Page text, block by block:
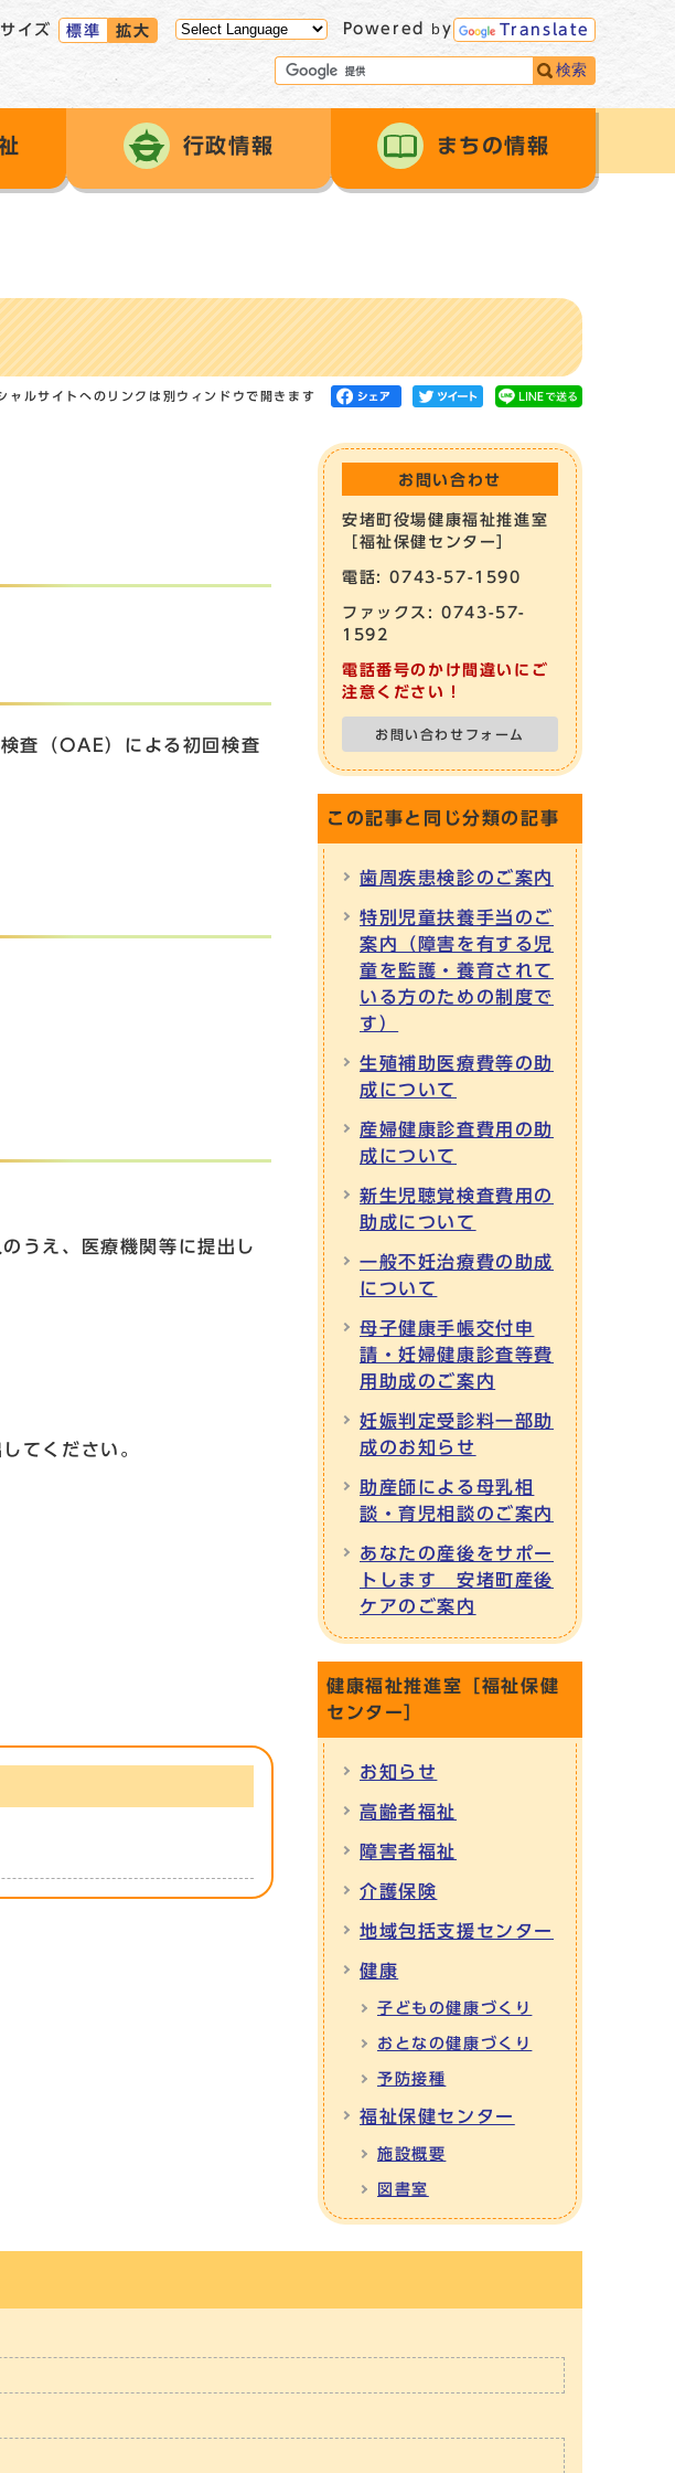
イズ 標準 拡大 Powered by Translate
検索
行政情報 まちの情報
ャルサイトへのリンクは別ウィンドウで開きます
査（OAE）による初回検査
うえ、医療機関等に提出し
てください。
お問い合わせ
安堵町役場健康福祉推進室
［福祉保健センター］
電話: 0743-57-1590
ファックス: 0743-57-
1592
電話番号のかけ間違いにご
注意ください！
お問い合わせフォーム
この記事と同じ分類の記事
歯周疾患検診のご案内
特別児童扶養手当のご
案内（障害を有する児
童を監護・養育されて
いる方のための制度で
す）
生殖補助医療費等の助
成について
産婦健康診査費用の助
成について
新生児聴覚検査費用の
助成について
一般不妊治療費の助成
について
母子健康手帳交付申
請・妊婦健康診査等費
用助成のご案内
妊娠判定受診料一部助
成のお知らせ
助産師による母乳相
談・育児相談のご案内
あなたの産後をサポー
トします 安堵町産後
ケアのご案内
健康福祉推進室［福祉保健
センター］
お知らせ
高齢者福祉
障害者福祉
介護保険
地域包括支援センター
健康
子どもの健康づくり
おとなの健康づくり
予防接種
福祉保健センター
施設概要
図書室